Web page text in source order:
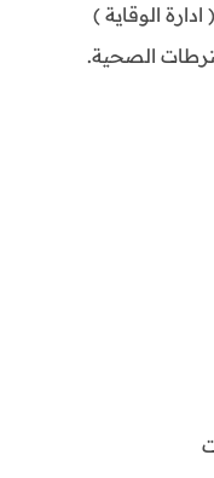
الوقاية )
الصحية.